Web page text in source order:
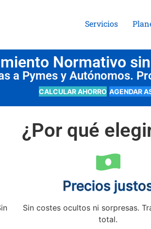
Servicios
Normativo
a Pymes y Autónomos.
CALCULAR AHORRO AGENDAR
¿Por qué
Precios
Sin costes ocultos ni sorpresas.
total.